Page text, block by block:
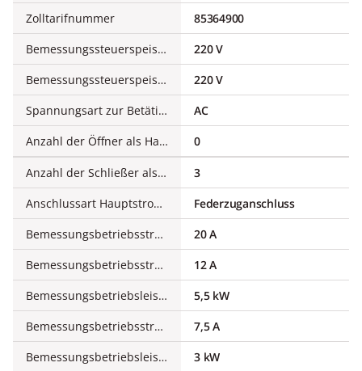
Zolltarifnummer
85364900
Bemessungssteuerspeisespannung AC 50 Hz
220 V
Bemessungssteuerspeisespannung AC 60 Hz
220 V
Spannungsart zur Betätigung
AC
Anzahl der Öffner als Hauptkontakte
0
Anzahl der Schließer als Hauptkontakte
3
Anschlussart Hauptstromkreis
Federzuganschluss
Bemessungsbetriebsstrom Ie bei AC-1, 400 V
20 A
Bemessungsbetriebsstrom Ie bei AC-3, 400 V
12 A
Bemessungsbetriebsleistung bei AC-3, 400 V
5,5 kW
Bemessungsbetriebsstrom Ie bei AC-4, 400 V
7,5 A
Bemessungsbetriebsleistung Ie bei AC-4, 400 V
3 kW